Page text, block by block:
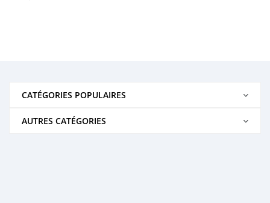
CATÉGORIES POPULAIRES
AUTRES CATÉGORIES